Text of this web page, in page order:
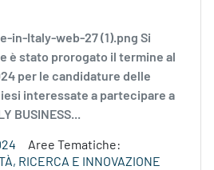
in-Italy-web-27 (1).png Si
è stato prorogato il termine al
per le candidature delle
interessate a partecipare a
BUSINESS...
Aree Tematiche:
RICERCA E INNOVAZIONE